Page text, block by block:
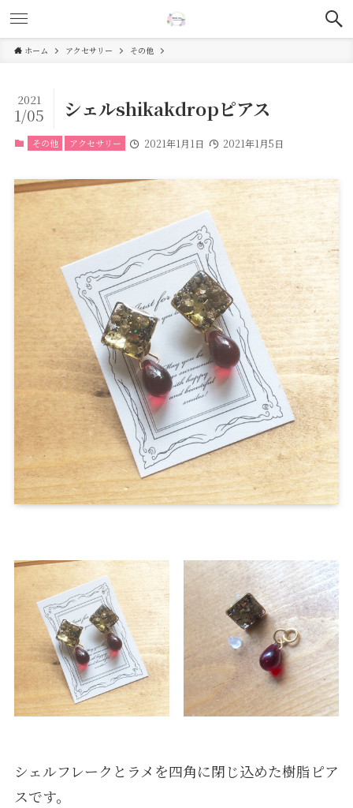
ホーム アクセサリー その他
シェルshikakdropピアス
2021
1/05
その他 アクセサリー 2021年1月1日 2021年1月5日
シェルフレークとラメを四角に閉じ込めた樹脂ピア
スです。